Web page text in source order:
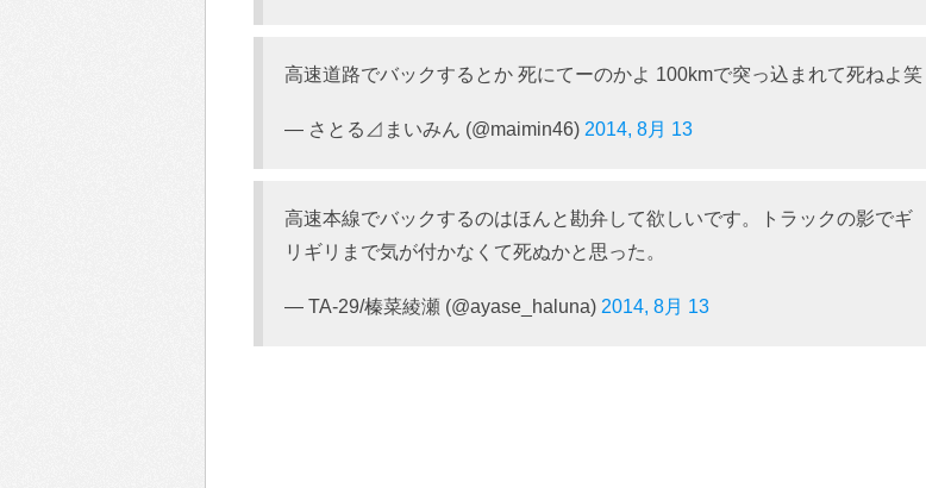
高速道路でバックするとか 死にてーのかよ 100kmで突っ込まれて死ねよ笑
— さとる⊿まいみん (@maimin46) 2014, 8月 13
高速本線でバックするのはほんと勘弁して欲しいです。トラックの影でギ
リギリまで気が付かなくて死ぬかと思った。
— TA-29/榛菜綾瀬 (@ayase_haluna) 2014, 8月 13